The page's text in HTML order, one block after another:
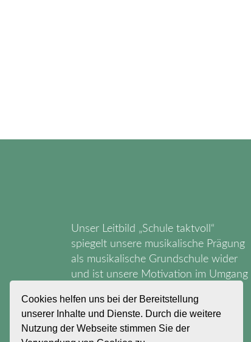
Cookies helfen uns bei der Bereitstellung
unserer Inhalte und Dienste. Durch die weitere
Nutzung der Webseite stimmen Sie der
Unser Leitbild „Schule taktvoll“
spiegelt unsere musikalische Prägung
als musikalische Grundschule wider
und ist unsere Motivation im Umgang